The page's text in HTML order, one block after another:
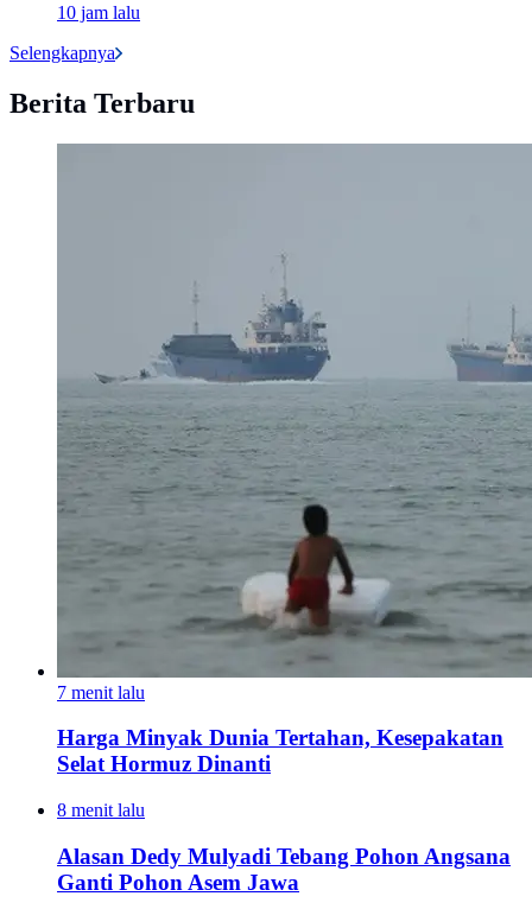
10 jam lalu
Selengkapnya
Berita Terbaru
7 menit lalu
Harga Minyak Dunia Tertahan, Kesepakatan
Selat Hormuz Dinanti
8 menit lalu
Alasan Dedy Mulyadi Tebang Pohon Angsana
Ganti Pohon Asem Jawa